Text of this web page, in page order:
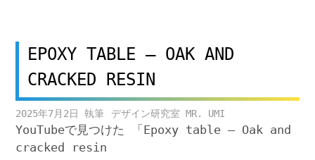
EPOXY TABLE – OAK AND
CRACKED RESIN
2025年7月2日 デザイン研究室 MR. UMI
YouTubeで見つけた 「Epoxy table – Oak and
cracked resin